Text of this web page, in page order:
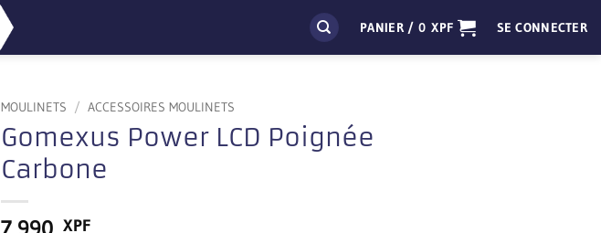
PANIER / 0XPF SE CONNECTER
MOULINETS / ACCESSOIRES MOULINETS
Gomexus Power LCD Poignée
Carbone
XPF